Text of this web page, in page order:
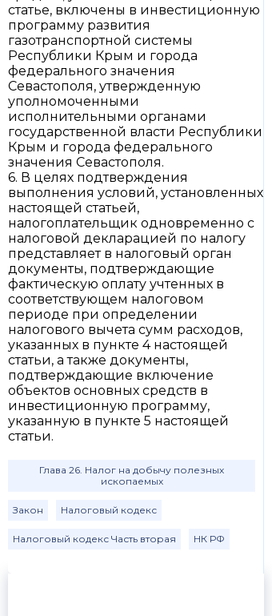
статье, включены в инвестиционную
программу развития
газотранспортной системы
Республики Крым и города
федерального значения
Севастополя, утвержденную
уполномоченными
исполнительными органами
государственной власти Республики
Крым и города федерального
значения Севастополя.
6. В целях подтверждения
выполнения условий, установленных
настоящей статьей,
налогоплательщик одновременно с
налоговой декларацией по налогу
представляет в налоговый орган
документы, подтверждающие
фактическую оплату учтенных в
соответствующем налоговом
периоде при определении
налогового вычета сумм расходов,
указанных в пункте 4 настоящей
статьи, а также документы,
подтверждающие включение
объектов основных средств в
инвестиционную программу,
указанную в пункте 5 настоящей
статьи.
Глава 26. Налог на добычу полезных
ископаемых
Закон Налоговый кодекс
Налоговый кодекс Часть вторая НК РФ